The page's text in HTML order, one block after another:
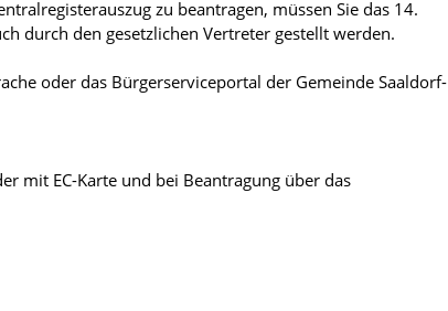
zu beantragen, müssen Sie das 14.
durch den gesetzlichen Vertreter gestellt werden.
oder das Bürgerserviceportal der Gemeinde Saaldorf-
mit EC-Karte und bei Beantragung über das